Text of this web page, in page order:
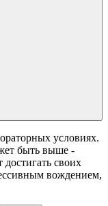
условиях.
быть выше -
своих
вождением,